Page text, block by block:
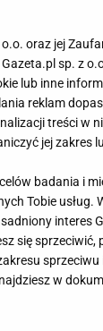
oraz jej
sp. z
lub inne
reklam
treści w
jej zakres
badania i
Tobie
interes
się
w